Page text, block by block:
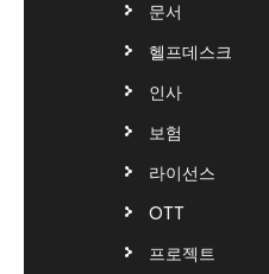
문서
헬프데스크
인사
보험
라이선스
OTT
프로젝트